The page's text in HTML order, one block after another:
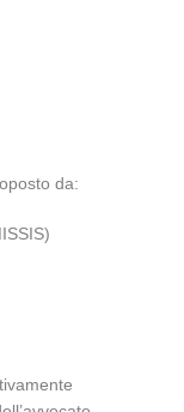
da: